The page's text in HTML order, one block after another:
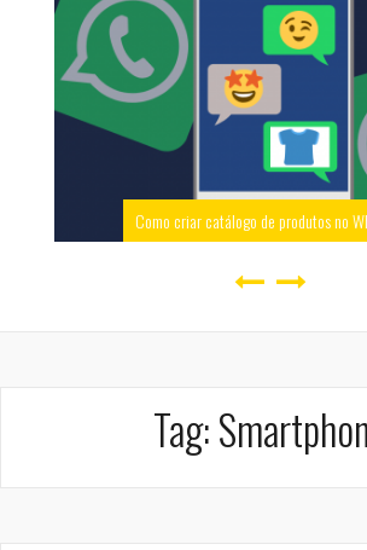
Como criar catálogo de produtos no
Tag: